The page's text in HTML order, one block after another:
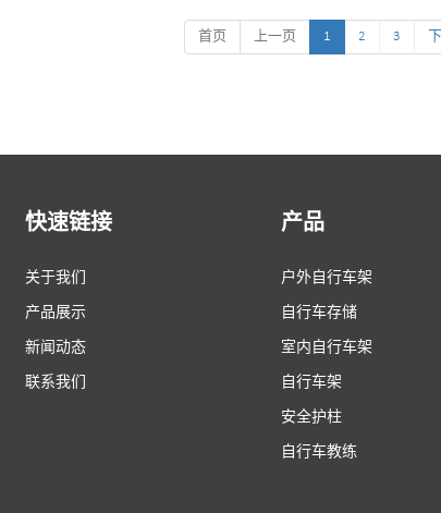
尺寸：1007mm*500mm*450mm
表面处理：热镀锌
尺寸：
表面处
首页 上一页 1 2 3
快速链接
关于我们
产品展示
新闻动态
联系我们
产品
户外自行车架
自行车存储
室内自行车架
自行车架
安全护柱
自行车教练